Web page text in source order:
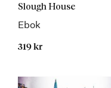
Slough House
Ebok
319 kr